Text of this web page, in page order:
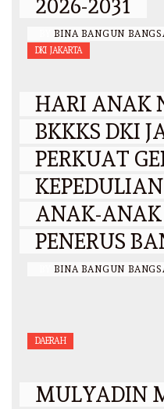
2026-2031
BINA BANGUN
DKI JAKARTA
HARI ANAK
BKKKS DKI
PERKUAT
ANAK-ANAK
PENERUS
BINA BANGUN
DAERAH
MULYADIN